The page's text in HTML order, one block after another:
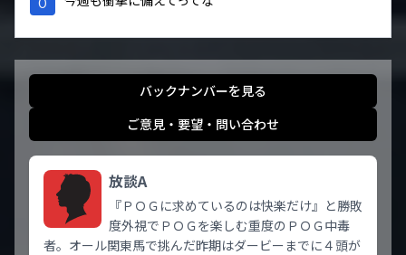
バックナンバーを見る
ご意見・要望・問い合わせ
放談A
『ＰＯＧに求めているのは快楽だけ』と勝敗
度外視でＰＯＧを楽しむ重度のＰＯＧ中毒
者。オール関東馬で挑んだ昨期はダービーまでに４頭が